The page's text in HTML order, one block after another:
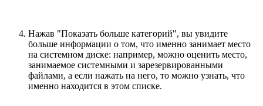
Нажав "Показать больше категорий", вы увидите
больше информации о том, что именно занимает место
на системном диске: например, можно оценить место,
занимаемое системными и зарезервированными
файлами, а если нажать на него, то можно узнать, что
именно находится в этом списке.